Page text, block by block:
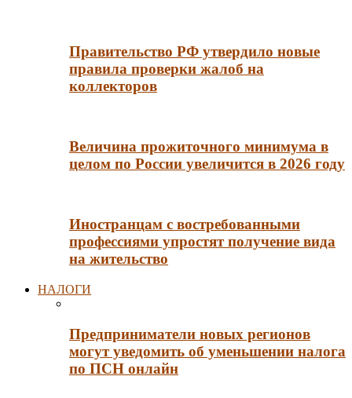
Правительство РФ утвердило новые
правила проверки жалоб на
коллекторов
Величина прожиточного минимума в
целом по России увеличится в 2026 году
Иностранцам с востребованными
профессиями упростят получение вида
на жительство
НАЛОГИ
Предприниматели новых регионов
могут уведомить об уменьшении налога
по ПСН онлайн